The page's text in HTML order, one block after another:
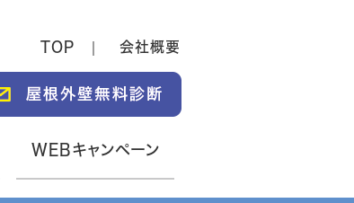
TOP 会社概要
WEBキャンペーン